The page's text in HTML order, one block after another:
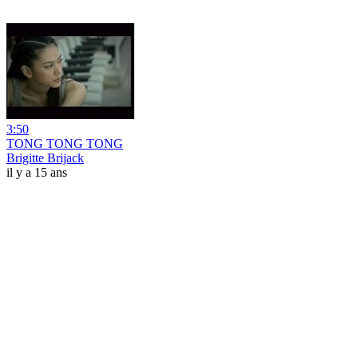
3:50
TONG TONG TONG
Brigitte Brijack
il y a 15 ans